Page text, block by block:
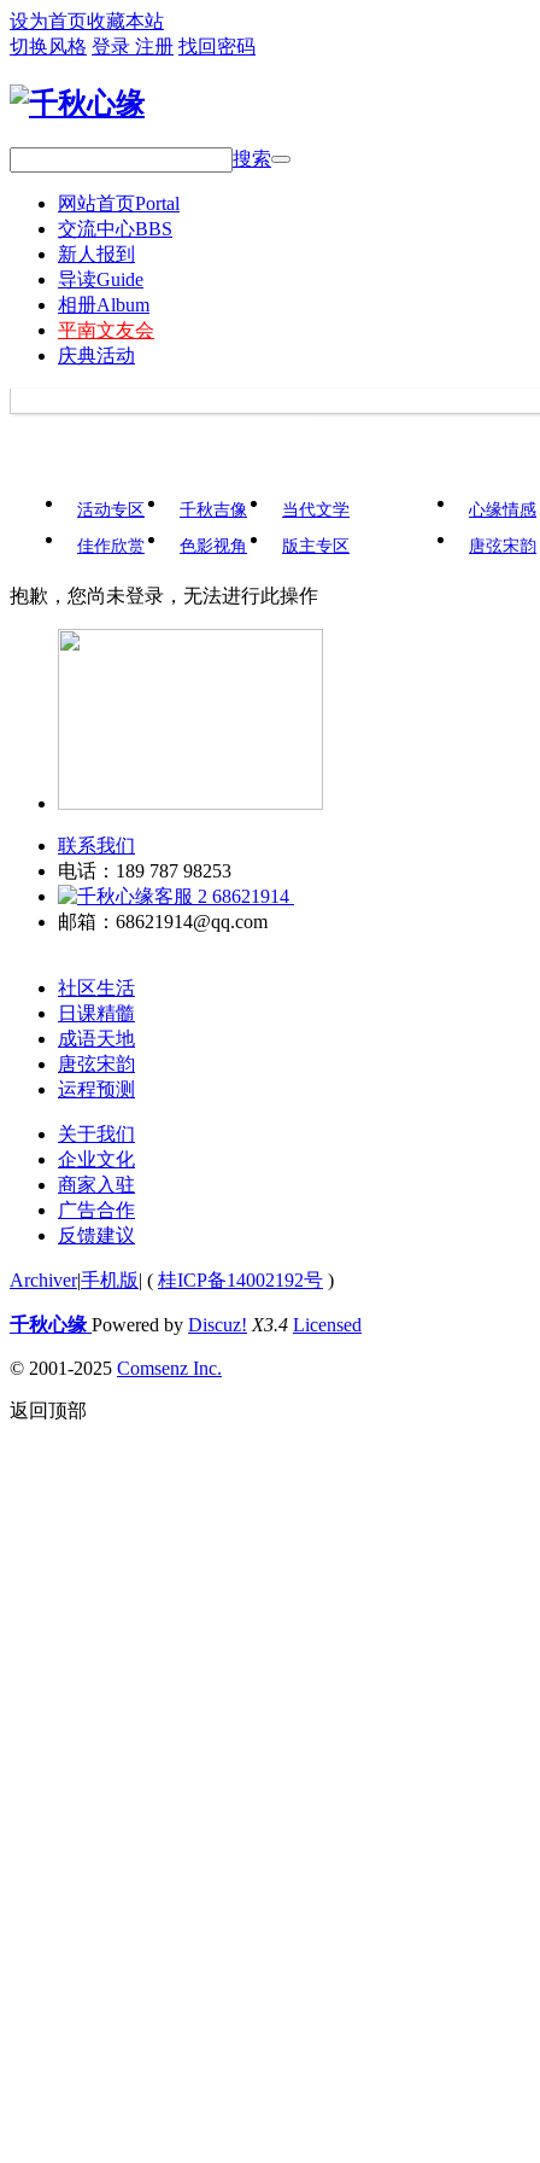
设为首页收藏本站
切换风格 登录 注册 找回密码
搜索
网站首页Portal
交流中心BBS
新人报到
导读Guide
相册Album
平南文友会
庆典活动
活动专区 千秋吉像
当代文学
佳作欣赏
色影视角 版主专区
心缘情感
唐弦宋韵
抱歉，您尚未登录，无法进行此操作
联系我们
电话：189 787 98253
68621914
邮箱：68621914@qq.com
社区生活
日课精髓
成语天地
唐弦宋韵
运程预测
关于我们
企业文化
商家入驻
广告合作
反馈建议
Archiver|手机版| ( 桂ICP备14002192号 )
千秋心缘 Powered by Discuz! X3.4 Licensed
© 2001-2025 Comsenz Inc.
返回顶部